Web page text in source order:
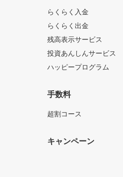
らくらく入金
らくらく出金
残高表示サービス
投資あんしんサービス
ハッピープログラム
手数料
超割コース
キャンペーン